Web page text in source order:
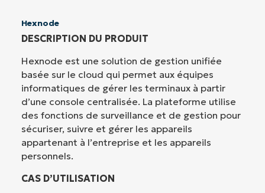
Hexnode
DESCRIPTION DU PRODUIT
Hexnode est une solution de gestion unifiée
basée sur le cloud qui permet aux équipes
informatiques de gérer les terminaux à partir
d’une console centralisée. La plateforme utilise
des fonctions de surveillance et de gestion pour
sécuriser, suivre et gérer les appareils
appartenant à l’entreprise et les appareils
personnels.
CAS D’UTILISATION